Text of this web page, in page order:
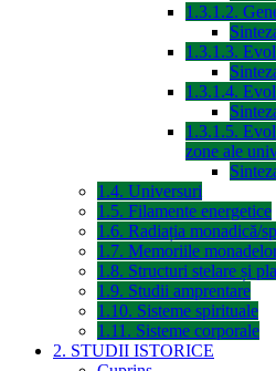
1.3.1.2.
1.3.1.3.
1.3.1.4.
1.3.1.5.
zone ale
1.4. Universuri
1.5. Filamente energetice
1.6. Radiația monadică/
1.7. Memoriile
1.8. Structuri stelare și
1.9. Studii amprentare
1.10. Sisteme spirituale
1.11. Sisteme corporale
2. STUDII ISTORICE